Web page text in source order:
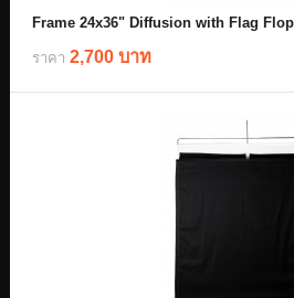
Frame 24x36" Diffusion with Flag
ราคา 2,700 บาท